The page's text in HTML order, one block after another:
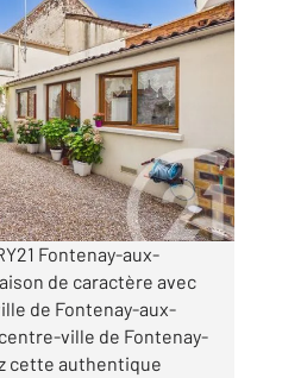
92
€
Fontenay-aux-
de caractère avec
de Fontenay-aux-
ville de Fontenay-
cette authentique